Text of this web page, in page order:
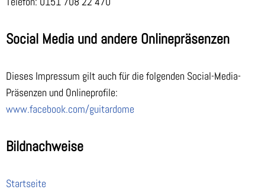
Social Media und andere Onlinepräsenzen
Dieses Impressum gilt auch für die folgenden Social-Media-
Präsenzen und Onlineprofile:
www.facebook.com/guitardome
Bildnachweise
Startseite